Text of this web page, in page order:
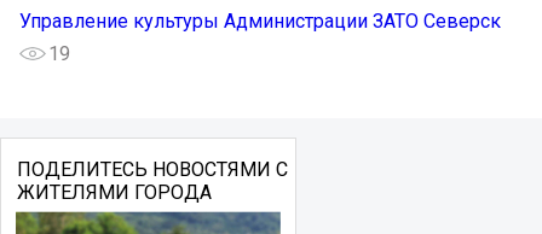
Управление культуры Администрации ЗАТО Северск
19
ПОДЕЛИТЕСЬ НОВОСТЯМИ С
ЖИТЕЛЯМИ ГОРОДА